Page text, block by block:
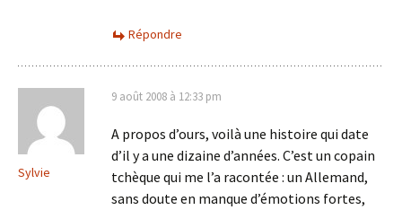
Répondre
Sylvie
9 août 2008 à 12:33 pm
A propos d’ours, voilà une histoire qui date
d’il y a une dizaine d’années. C’est un copain
tchèque qui me l’a racontée : un Allemand,
sans doute en manque d’émotions fortes,